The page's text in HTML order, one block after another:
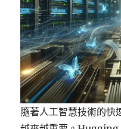
隨著人工智慧技術的快